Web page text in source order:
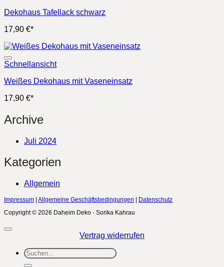
Dekohaus Tafellack schwarz
17,90 €*
Schnellansicht
Weißes Dekohaus mit Vaseneinsatz
17,90 €*
Archive
Juli 2024
Kategorien
Allgemein
Impressum Allgemeine Geschäftsbedingungen
Datenschutz
Copyright © 2026 Daheim Deko - Sorika Kahrau
Vertrag widerrufen
Suchen
nach: